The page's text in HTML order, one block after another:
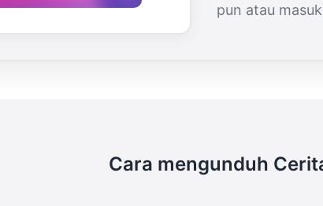
pun atau
Cara mengunduh